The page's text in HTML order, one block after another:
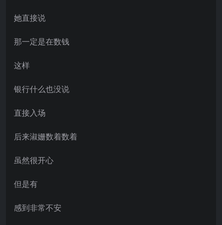
她直接说
那一定是在数钱
这样
银行什么也没说
直接入场
后来淑姗数着数着
虽然很开心
但是有
感到非常不安